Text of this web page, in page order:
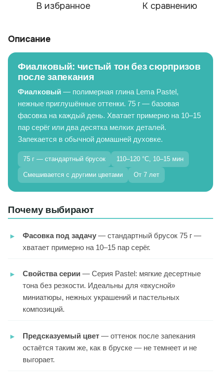
В избранное К сравнению
Описание
Фиалковый: чистый тон без сюрпризов
после запекания
Фиалковый — полимерная глина Lema Pastel,
нежные приглушённые оттенки. 75 г — базовая
фасовка на каждый день. Хватает примерно на 10–15
пар серёг или два десятка мелких деталей.
Запекается в обычной домашней духовке.
75 г — стандартный брусок 110–120 °C, 10–15 мин
Смешивается с другими цветами От 7 лет
Почему выбирают
Фасовка под задачу — стандартный брусок 75 г —
хватает примерно на 10–15 пар серёг.
Свойства серии — Серия Pastel: мягкие десертные
тона без резкости. Идеальны для «вкусной»
миниатюры, нежных украшений и пастельных
композиций.
Предсказуемый цвет — оттенок после запекания
остаётся таким же, как в бруске — не темнеет и не
выгорает.